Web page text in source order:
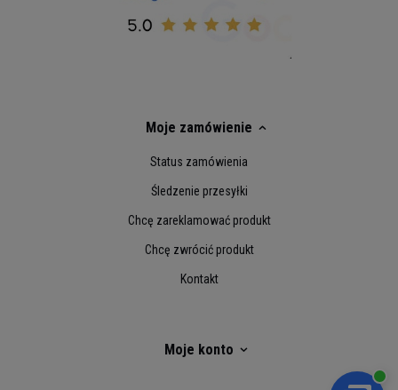
Moje zamówienie
Status zamówienia
Śledzenie przesyłki
Chcę zareklamować produkt
Chcę zwrócić produkt
Kontakt
Moje konto